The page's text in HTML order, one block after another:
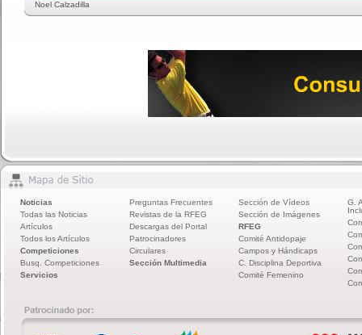
Noel Calzadilla
Noticias
Todas las Noticias
Artículos
Todos los Artículos
Competiciones
Busq. Competiciones
Servicios
Preguntas Frecuentes
Revistas de la RFEG
Descargas del Portal
Patrocinadores
Circulares
Sección Multimedia
Sección de Vídeos
Sección de Imágenes
RFEG
Comité Antidopaje
Campos y Hándicaps
C. Disciplina Deportiva
Comité Femenino
G.